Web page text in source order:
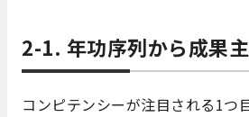
2-1. 年功序列から成果
コンピテンシーが注目される1つ